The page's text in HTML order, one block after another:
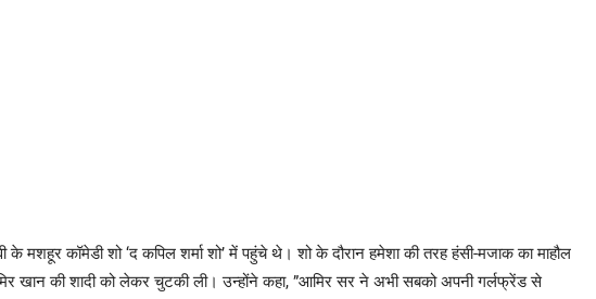
मशहूर कॉमेडी शो ‘द कपिल शर्मा शो’ में पहुंचे थे। शो के दौरान हमेशा की तरह हंसी-मजाक का माहौल
खान की शादी को लेकर चुटकी ली। उन्होंने कहा, ”आमिर सर ने अभी सबको अपनी गर्लफ्रेंड से